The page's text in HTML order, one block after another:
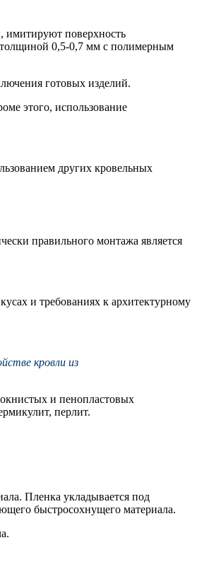
поверхность
толщиной 0,5-0,7 мм с полимерным
готовых изделий.
этого, использование
других кровельных
правильного монтажа является
и требованиях к архитектурному
кровли из
и пенопластовых
перлит.
Пленка укладывается под
быстросохнущего материала.